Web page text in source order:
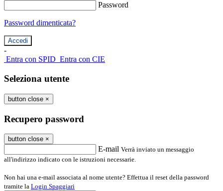
Password
Password dimenticata?
-
Entra con SPID Entra con CIE
Seleziona utente
button close ×
Recupero password
button close ×
E-mail Verrà inviato un messaggio
all'indirizzo indicato con le istruzioni necessarie.
Non hai una e-mail associata al nome utente? Effettua il reset della password
tramite la Login Spaggiari